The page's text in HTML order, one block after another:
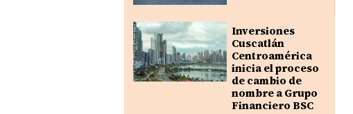
Inversiones
Cuscatlán
Centroamérica
inicia el proceso
de cambio de
nombre a Grupo
Financiero BSC